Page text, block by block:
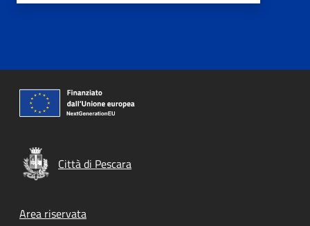
Città di Pescara
Footer menu
Area riservata